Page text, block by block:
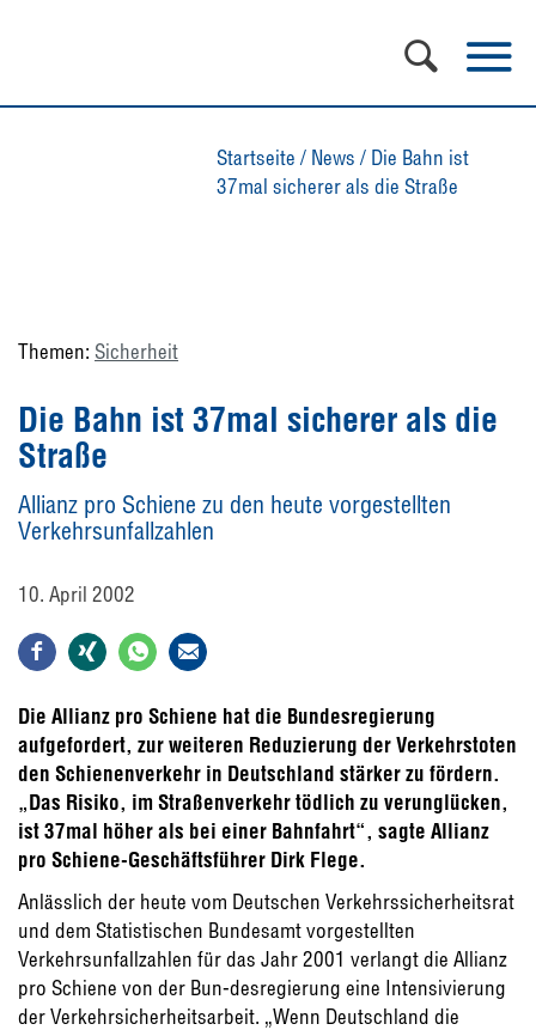
Startseite / News / Die Bahn ist
37mal sicherer als die Straße
Themen: Sicherheit
Die Bahn ist 37mal sicherer als die
Straße
Allianz pro Schiene zu den heute vorgestellten
Verkehrsunfallzahlen
10. April 2002
Die Allianz pro Schiene hat die Bundesregierung
aufgefordert, zur weiteren Reduzierung der Verkehrstoten
den Schienenverkehr in Deutschland stärker zu fördern.
„Das Risiko, im Straßenverkehr tödlich zu verunglücken,
ist 37mal höher als bei einer Bahnfahrt“, sagte Allianz
pro Schiene-Geschäftsführer Dirk Flege.
Anlässlich der heute vom Deutschen Verkehrssicherheitsrat
und dem Statistischen Bundesamt vorgestellten
Verkehrsunfallzahlen für das Jahr 2001 verlangt die Allianz
pro Schiene von der Bun-desregierung eine Intensivierung
der Verkehrsicherheitsarbeit. „Wenn Deutschland die